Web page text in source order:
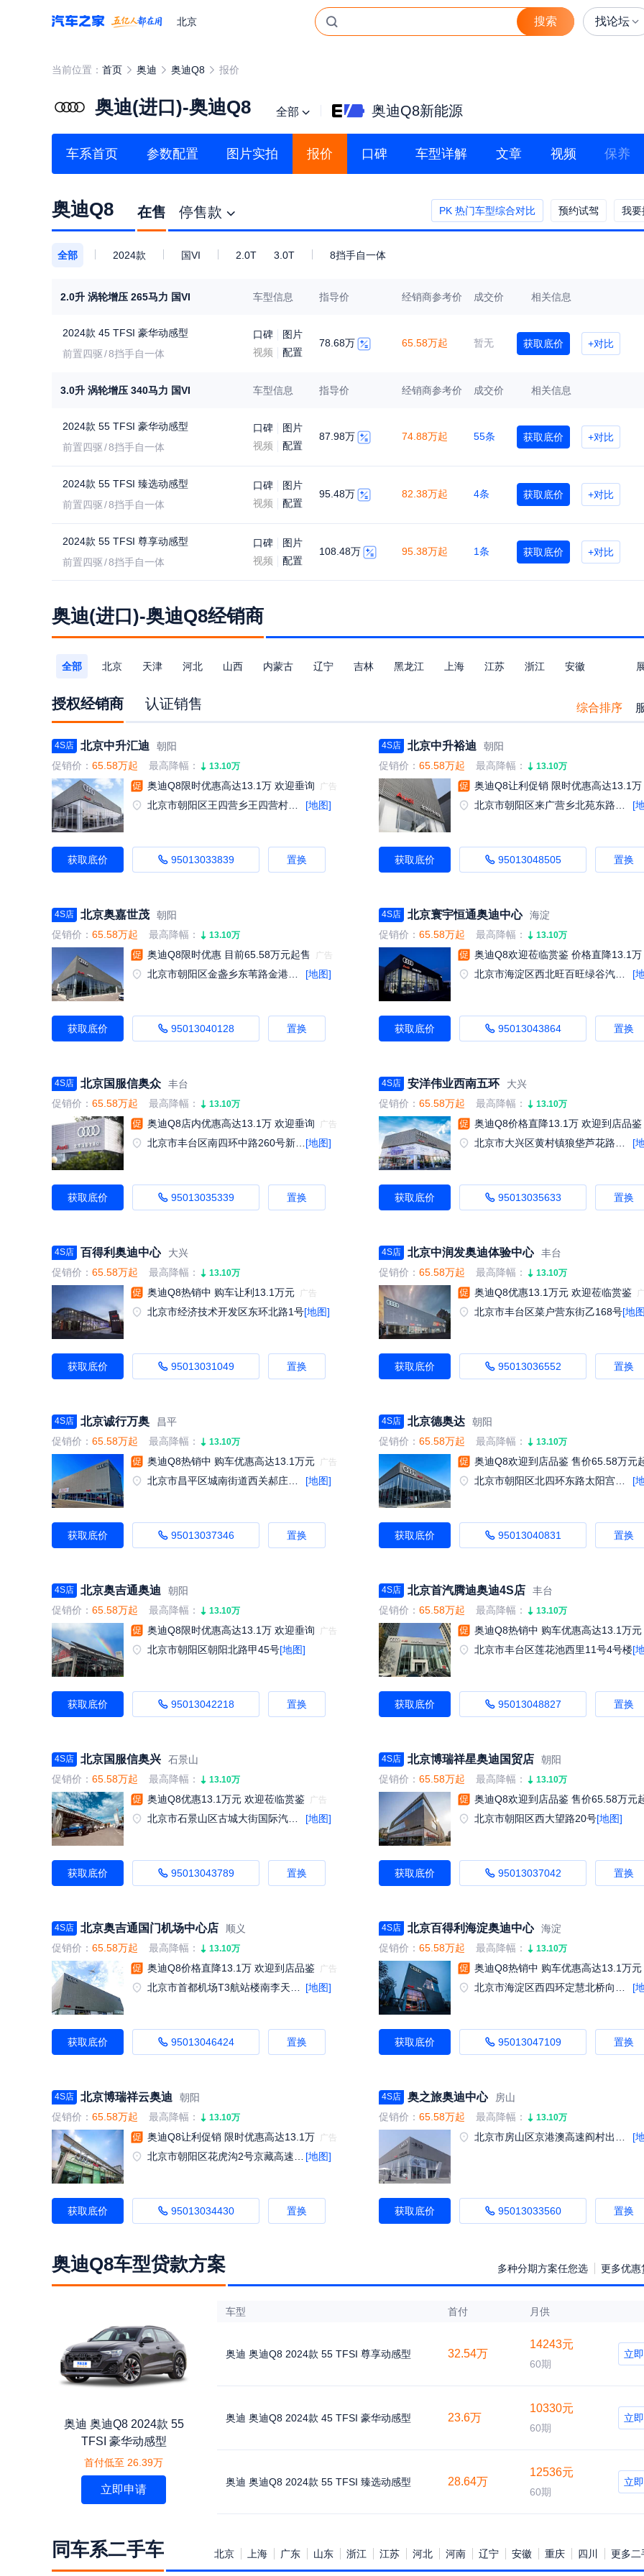
北京 搜索 找论坛
当前位置： 首页 奥迪 奥迪Q8 报价
奥迪(进口)-奥迪Q8 全部 奥迪Q8新能源
车系首页 参数配置 图片实拍 报价 口碑 车型详解 文章 视频 保养
奥迪Q8 在售 停售款 PK 热门车型综合对比 预约试驾 我要
全部 2024款 国VI 2.0T 3.0T 8挡手自一体
2.0升 涡轮增压 265马力 国VI 车型信息 指导价 经销商参考价 成交价 相关信息
2024款 45 TFSI 豪华动感型
前置四驱 8挡手自一体
口碑
图片
视频
配置
78.68万 65.58万起 暂无 获取底价 +对比
3.0升 涡轮增压 340马力 国VI 车型信息 指导价 经销商参考价 成交价 相关信息
2024款 55 TFSI 豪华动感型
前置四驱 8挡手自一体
口碑
图片
视频
配置
87.98万 74.88万起 55条 获取底价 +对比
2024款 55 TFSI 臻选动感型
前置四驱 8挡手自一体
口碑
图片
视频
配置
95.48万 82.38万起 4条 获取底价 +对比
2024款 55 TFSI 尊享动感型
前置四驱 8挡手自一体
口碑
图片
视频
配置
108.48万 95.38万起 1条 获取底价 +对比
奥迪(进口)-奥迪Q8经销商
全部 北京 天津 河北 山西 内蒙古 辽宁 吉林 黑龙江 上海 江苏 浙江 安徽
江西
陕西 甘肃 青海 宁夏 新疆
授权经销商 认证销售 综合排序
4S店 北京中升汇迪
朝阳
促销价： 65.58万起 最高降幅： 13.10万
奥迪Q8限时优惠高达13.1万 欢迎垂询
[地图]
获取底价 95013033839 置换
4S店 北京中升裕迪
朝阳
促销价： 65.58万起 最高降幅： 13.10万
奥迪Q8让利促销 限时优惠高达13.1万
[
获取底价 95013048505 置换
4S店 北京奥嘉世茂
朝阳
促销价： 65.58万起 最高降幅： 13.10万
奥迪Q8限时优惠 目前65.58万元起售
[地图]
获取底价 95013040128 置换
4S店 北京寰宇恒通奥迪中心
海淀
促销价： 65.58万起 最高降幅： 13.10万
奥迪Q8欢迎莅临赏鉴 价格直降13.1万
[
获取底价 95013043864 置换
4S店 北京国服信奥众
丰台
促销价： 65.58万起 最高降幅： 13.10万
奥迪Q8店内优惠高达13.1万 欢迎垂询
[地图]
获取底价 95013035339 置换
4S店 安洋伟业西南五环
大兴
促销价： 65.58万起 最高降幅： 13.10万
奥迪Q8价格直降13.1万 欢迎到店品鉴
[
获取底价 95013035633 置换
4S店 百得利奥迪中心
大兴
促销价： 65.58万起 最高降幅： 13.10万
奥迪Q8热销中 购车让利13.1万元
北京市经济技术开发区东环北路1号[地图]
获取底价 95013031049 置换
4S店 北京中润发奥迪体验中心
丰台
促销价： 65.58万起 最高降幅： 13.10万
奥迪Q8优惠13.1万元 欢迎莅临赏鉴
北京市丰台区菜户营东街乙168号[地
获取底价 95013036552 置换
4S店 北京诚行万奥
昌平
促销价： 65.58万起 最高降幅： 13.10万
奥迪Q8热销中 购车优惠高达13.1万元
[地图]
获取底价 95013037346 置换
4S店 北京德奥达
朝阳
促销价： 65.58万起 最高降幅： 13.10万
奥迪Q8欢迎到店品鉴 售价65.58万元
[
获取底价 95013040831 置换
4S店 北京奥吉通奥迪
朝阳
促销价： 65.58万起 最高降幅： 13.10万
奥迪Q8限时优惠高达13.1万 欢迎垂询
北京市朝阳区朝阳北路甲45号[地图]
获取底价 95013042218 置换
4S店 北京首汽腾迪奥迪4S店
丰台
促销价： 65.58万起 最高降幅： 13.10万
奥迪Q8热销中 购车优惠高达13.1万元
北京市丰台区莲花池西里11号4号楼[
获取底价 95013048827 置换
4S店 北京国服信奥兴
石景山
促销价： 65.58万起 最高降幅： 13.10万
奥迪Q8优惠13.1万元 欢迎莅临赏鉴
[地图]
获取底价 95013043789 置换
4S店 北京博瑞祥星奥迪国贸店
朝阳
促销价： 65.58万起 最高降幅： 13.10万
奥迪Q8欢迎到店品鉴 售价65.58万元
北京市朝阳区西大望路20号[地图]
获取底价 95013037042 置换
4S店 北京奥吉通国门机场中心店
顺义
促销价： 65.58万起 最高降幅： 13.10万
奥迪Q8价格直降13.1万 欢迎到店品鉴
[地图]
获取底价 95013046424 置换
4S店 北京百得利海淀奥迪中心
海淀
促销价： 65.58万起 最高降幅： 13.10万
奥迪Q8热销中 购车优惠高达13.1万元
[
获取底价 95013047109 置换
4S店 北京博瑞祥云奥迪
朝阳
促销价： 65.58万起 最高降幅： 13.10万
奥迪Q8让利促销 限时优惠高达13.1万
[地图]
获取底价 95013034430 置换
4S店 奥之旅奥迪中心
房山
促销价： 65.58万起 最高降幅： 13.10万
[
获取底价 95013033560 置换
奥迪Q8车型贷款方案 多种分期方案任您选 更多优惠
奥迪 奥迪Q8 2024款 55
TFSI 豪华动感型
首付低至 26.39万
立即申请
车型 首付 月供
奥迪 奥迪Q8 2024款 55 TFSI 尊享动感型 32.54万
14243元
60期
立
奥迪 奥迪Q8 2024款 45 TFSI 豪华动感型 23.6万
10330元
60期
立
奥迪 奥迪Q8 2024款 55 TFSI 臻选动感型 28.64万
12536元
60期
立
同车系二手车 北京 上海 广东 山东 浙江 江苏 河北 河南 辽宁 安徽 重庆 四川 更多二